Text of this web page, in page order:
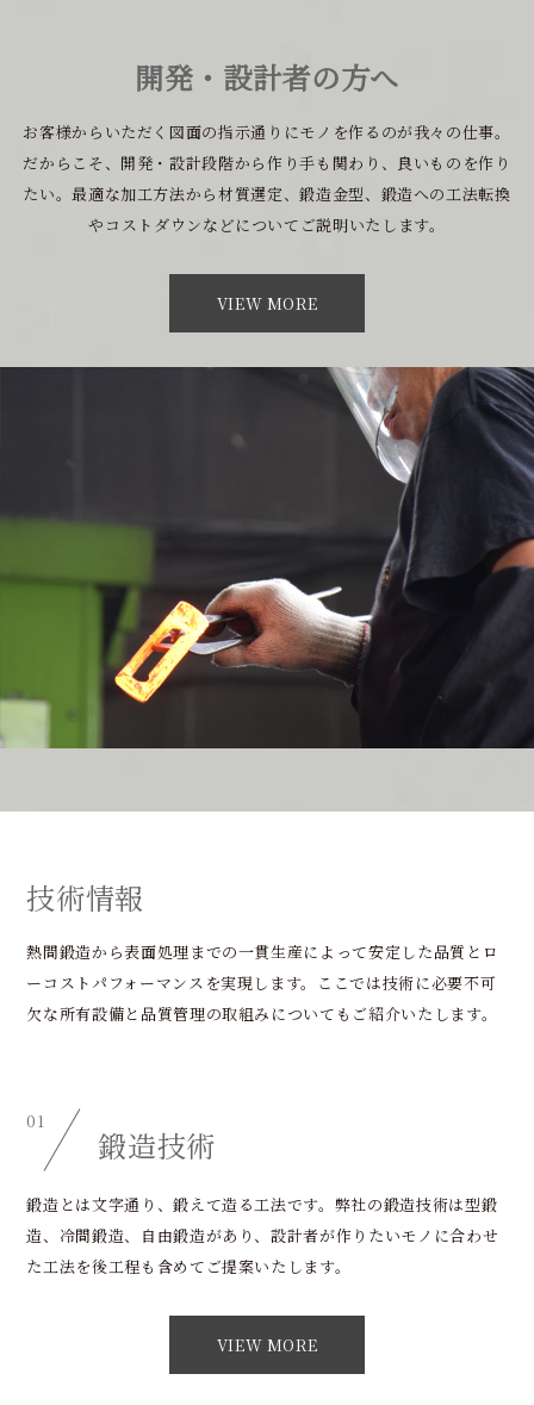
開発・設計者の方へ
お客様からいただく図面の指示通りにモノを作るのが我々の仕事。
だからこそ、開発・設計段階から作り手も関わり、良いものを作り
たい。最適な加工方法から材質選定、鍛造金型、鍛造への工法転換
やコストダウンなどについてご説明いたします。
VIEW MORE
技術情報
熱間鍛造から表面処理までの一貫生産によって安定した品質とロ
ーコストパフォーマンスを実現します。ここでは技術に必要不可
欠な所有設備と品質管理の取組みについてもご紹介いたします。
01
鍛造技術
鍛造とは文字通り、鍛えて造る工法です。弊社の鍛造技術は型鍛
造、冷間鍛造、自由鍛造があり、設計者が作りたいモノに合わせ
た工法を後工程も含めてご提案いたします。
VIEW MORE